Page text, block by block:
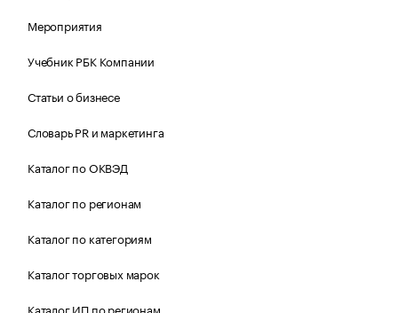
Мероприятия
Учебник РБК Компании
Статьи о бизнесе
Словарь PR и маркетинга
Каталог по ОКВЭД
Каталог по регионам
Каталог по категориям
Каталог торговых марок
Каталог ИП по регионам